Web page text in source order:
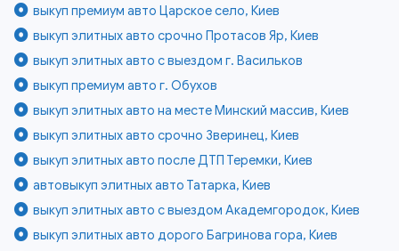
выкуп премиум авто Царское село, Киев
выкуп элитных авто срочно Протасов Яр, Киев
выкуп элитных авто с выездом г. Васильков
выкуп премиум авто г. Обухов
выкуп элитных авто на месте Минский массив, Киев
выкуп элитных авто срочно Зверинец, Киев
выкуп элитных авто после ДТП Теремки, Киев
автовыкуп элитных авто Татарка, Киев
выкуп элитных авто с выездом Академгородок, Киев
выкуп элитных авто дорого Багринова гора, Киев